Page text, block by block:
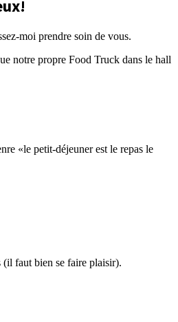
moi prendre soin de vous.
notre propre Food Truck dans le hall
«le petit-déjeuner est le repas le
(il faut bien se faire plaisir).